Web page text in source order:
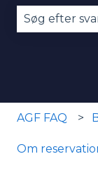
AGF FAQ
Om